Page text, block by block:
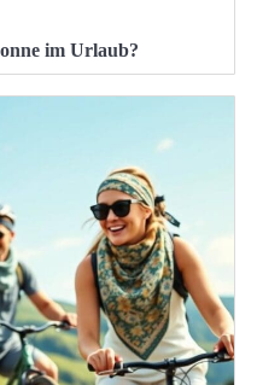
im Urlaub?